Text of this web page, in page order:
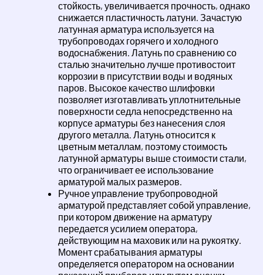
стойкость, увеличивается прочность, однако
снижается пластичность латуни. Зачастую
латунная арматура используется на
трубопроводах горячего и холодного
водоснабжения. Латунь по сравнению со
сталью значительно лучше противостоит
коррозии в присутствии воды и водяных
паров. Высокое качество шлифовки
позволяет изготавливать уплотнительные
поверхности седла непосредственно на
корпусе арматуры без нанесения слоя
другого металла. Латунь относится к
цветным металлам, поэтому стоимость
латунной арматуры выше стоимости стали,
что ограничивает ее использование
арматурой малых размеров.
Ручное управление трубопроводной
арматурой представляет собой управление,
при котором движение на арматуру
передается усилием оператора,
действующим на маховик или на рукоятку.
Момент срабатывания арматуры
определяется оператором на основании